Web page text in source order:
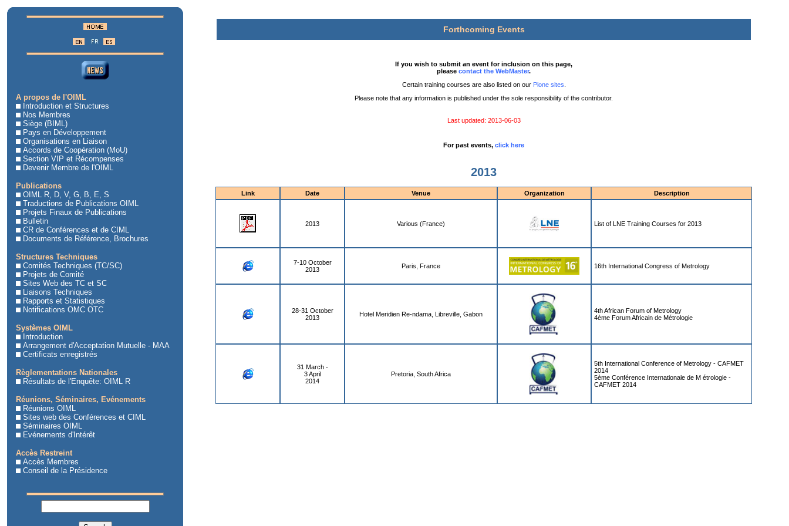
A propos de l'OIML
Introduction et Structures
Nos Membres
Siège (BIML)
Pays en Développement
Organisations en Liaison
Accords de Coopération (MoU)
Section VIP et Récompenses
Devenir Membre de l'OIML
Publications
OIML R, D, V, G, B, E, S
Traductions de Publications OIML
Projets Finaux de Publications
Bulletin
CR de Conférences et de CIML
Documents de Référence, Brochures
Structures Techniques
Comités Techniques (TC/SC)
Projets de Comité
Sites Web des TC et SC
Liaisons Techniques
Rapports et Statistiques
Notifications OMC OTC
Systèmes OIML
Introduction
Arrangement d'Acceptation Mutuelle - MAA
Certificats enregistrés
Règlementations Nationales
Résultats de l'Enquête: OIML R
Réunions, Séminaires, Evénements
Réunions OIML
Sites web des Conférences et CIML
Séminaires OIML
Evénements d'Intérêt
Accès Restreint
Accès Membres
Conseil de la Présidence
Forthcoming Events
If you wish to submit an event for inclusion on this page,
please contact the WebMaster.
Certain training courses are also listed on our Plone sites
Please note that any information is published under the sole responsibility of the contributor.
Last updated: 2013-06-03
For past events, click here
2013
Link Date Venue Organization Description
2013 Various (France) List of LNE Training Courses for 2013
7-10 October
2013
Paris, France 16th International Congress of Metrology
28-31 October
2013
Hotel Meridien Re-ndama, Libreville, Gabon
4th African Forum of Metrology
4ème Forum Africain de Métrologie
31 March -
3 April
2014
Pretoria, South Africa
5th International Conference of Metrology - CAFMET
2014
5ème Conférence Internationale de M étrologie -
CAFMET 2014